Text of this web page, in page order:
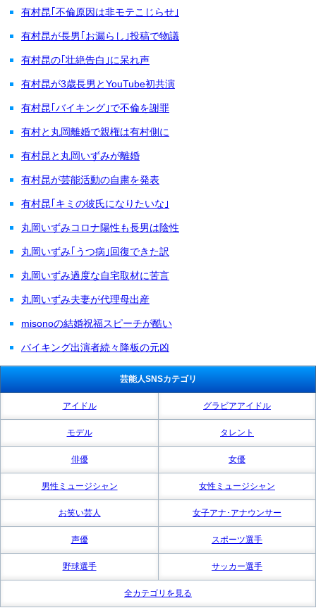
有村昆｢不倫原因は非モテこじらせ｣
有村昆が長男｢お漏らし｣投稿で物議
有村昆の｢壮絶告白｣に呆れ声
有村昆が3歳長男とYouTube初共演
有村昆｢バイキング｣で不倫を謝罪
有村と丸岡離婚で親権は有村側に
有村昆と丸岡いずみが離婚
有村昆が芸能活動の自粛を発表
有村昆｢キミの彼氏になりたいな｣
丸岡いずみコロナ陽性も長男は陰性
丸岡いずみ｢うつ病｣回復できた訳
丸岡いずみ過度な自宅取材に苦言
丸岡いずみ夫妻が代理母出産
misonoの結婚祝福スピーチが酷い
バイキング出演者続々降板の元凶
芸能人SNSカテゴリ
アイドル グラビアアイドル
モデル タレント
俳優 女優
男性ミュージシャン 女性ミュージシャン
お笑い芸人 女子アナ･アナウンサー
声優 スポーツ選手
野球選手 サッカー選手
全カテゴリを見る